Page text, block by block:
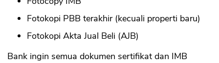
Fotokopi PBB terakhir (kecuali properti baru)
Fotokopi Akta Jual Beli (AJB)
Bank ingin semua dokumen sertifikat dan IMB